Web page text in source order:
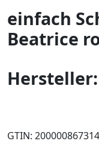
einfach
Beatrice
GTIN: